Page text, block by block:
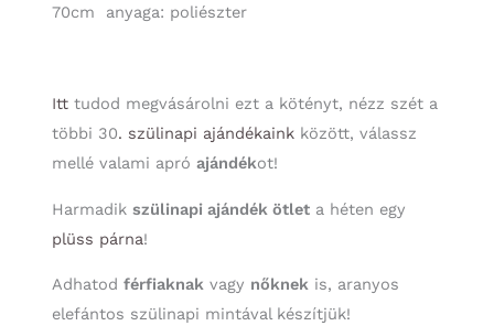
70cm anyaga: poliészter
Itttudod megvásárolni ezt a kötényt, nézz szét a
többi 30. szülinapi ajándékainkközött, válassz
mellé valami apró ajándékot!
Harmadik szülinapi ajándék ötleta héten egy
plüss párna!
Adhatod férfiaknakvagy nőknekis, aranyos
elefántos szülinapi mintával készítjük!